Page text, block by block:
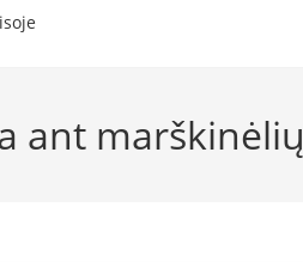
ant marškinėlių